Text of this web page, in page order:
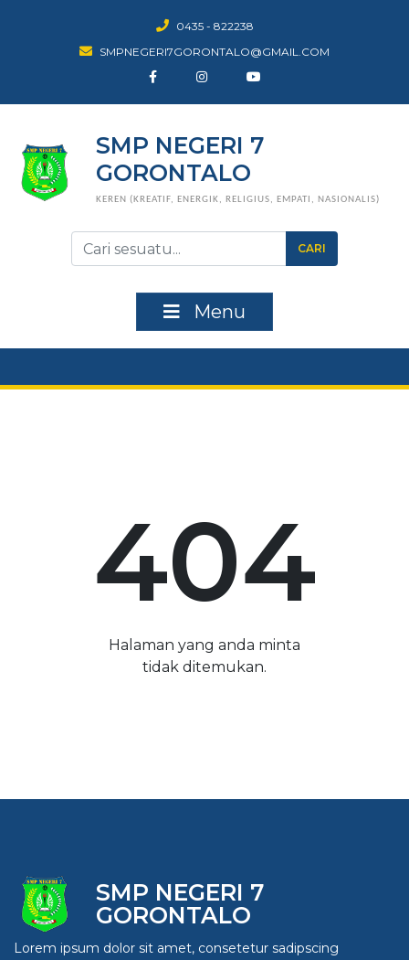
0435 - 822238
SMPNEGERI7GORONTALO@GMAIL.COM
SMP NEGERI 7
GORONTALO
KEREN (KREATIF, ENERGIK, RELIGIUS, EMPATI, NASIONALIS)
CARI
Menu
404
Halaman yang anda minta
tidak ditemukan.
SMP NEGERI 7
GORONTALO
Lorem ipsum dolor sit amet, consetetur sadipscing